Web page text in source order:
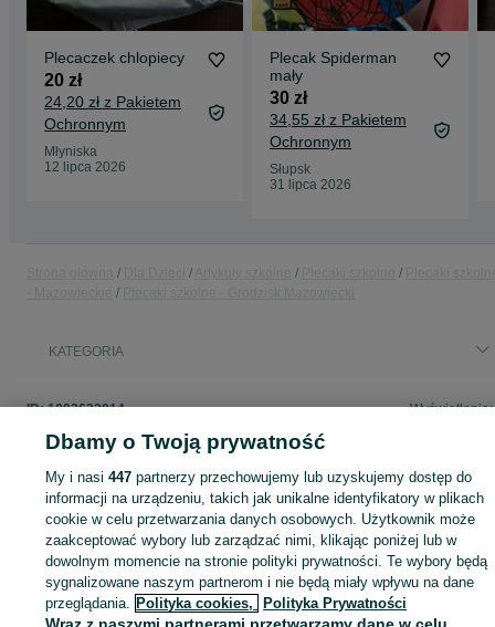
Plecaczek chlopiecy
20 zł
24,20 zł z Pakietem
Ochronnym
Młyniska
12 lipca 2026
Plecak Spiderman
mały
30 zł
34,55 zł z Pakietem
Ochronnym
Słupsk
31 lipca 2026
KATEGORIA
ID:1003622914 Wyświetlenia:
Zaloguj się lub załóż konto na OLX, aby skontaktować się z
sprzedającym
Zaloguj się / Załóż konto
Dbamy o Twoją prywatność
My i nasi447 partnerzy przechowujemy lub uzyskujemy dostęp do
informacji na urządzeniu, takich jak unikalne identyfikatory w plikach
cookie w celu przetwarzania danych osobowych. Użytkownik może
zaakceptować wybory lub zarządzać nimi, klikając poniżej lub w
dowolnym momencie na stronie polityki prywatności. Te wybory będą
sygnalizowane naszym partnerom i nie będą miały wpływu na dane
przeglądania. Polityka cookies, Polityka Prywatności